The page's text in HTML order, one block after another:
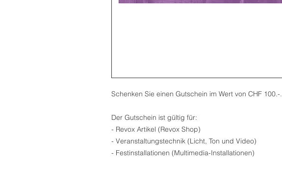
Schenken Sie einen Gutschein im Wert von CHF 100.-.
Der Gutschein ist gültig für:
- Revox Artikel (Revox Shop)
- Veranstaltungstechnik (Licht, Ton und Video)
- Festinstallationen (Multimedia-Installationen)